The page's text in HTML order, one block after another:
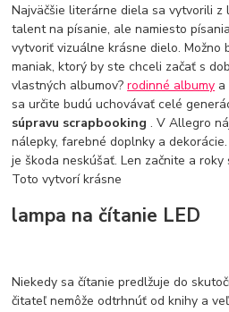
Najväčšie literárne diela sa vytvorili z
talent na písanie, ale namiesto
vytvoriť vizuálne krásne dielo. Možno
maniak, ktorý by ste chceli začať s
vlastných albumov?rodinné albumy a
sa určite budú uchovávať celé
súpravu scrapbooking. V Allegro
nálepky, farebné doplnky a
je škoda neskúšať. Len začnite a
Toto vytvorí krásne
lampa na čítanie LED
Niekedy sa čítanie predlžuje do
čitateľ nemôže odtrhnúť od knihy a